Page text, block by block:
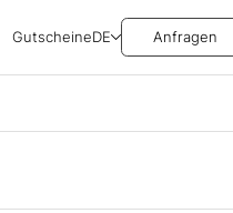
GutscheineDE Anfragen